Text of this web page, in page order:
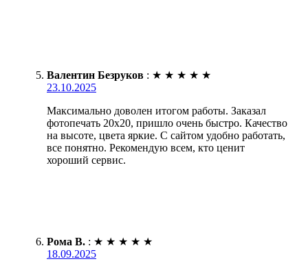
Валентин Безруков : ★ ★ ★ ★ ★
23.10.2025
Максимально доволен итогом работы. Заказал
фотопечать 20х20, пришло очень быстро. Качество
на высоте, цвета яркие. С сайтом удобно работать,
все понятно. Рекомендую всем, кто ценит
хороший сервис.
Рома В. : ★ ★ ★ ★ ★
18.09.2025